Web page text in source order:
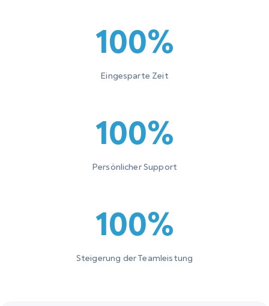
100%
Eingesparte Zeit
100%
Persönlicher Support
100%
Steigerung der Teamleistung